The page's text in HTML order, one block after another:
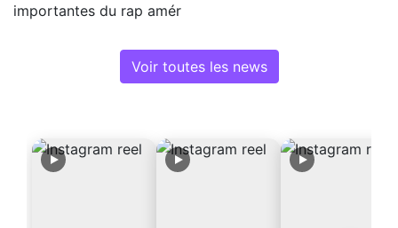
importantes du rap amér
Voir toutes les news